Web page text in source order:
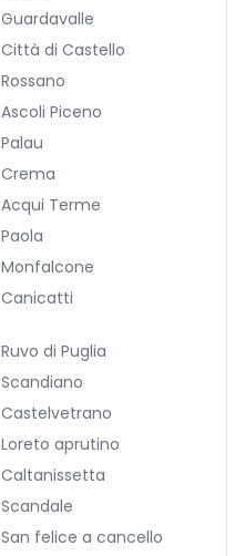
Guardavalle
Città di Castello
Rossano
Ascoli Piceno
Palau
Crema
Acqui Terme
Paola
Monfalcone
Canicatti
Ruvo di Puglia
Scandiano
Castelvetrano
Loreto aprutino
Caltanissetta
Scandale
San felice a cancello